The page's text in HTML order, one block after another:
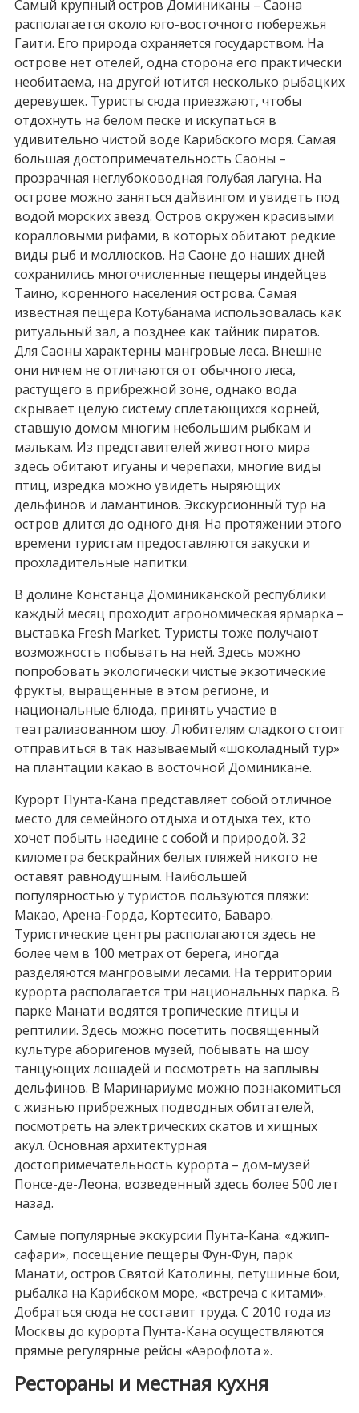
Самый крупный остров Доминиканы – Саона
располагается около юго-восточного побережья
Гаити. Его природа охраняется государством. На
острове нет отелей, одна сторона его практически
необитаема, на другой ютится несколько рыбацких
деревушек. Туристы сюда приезжают, чтобы
отдохнуть на белом песке и искупаться в
удивительно чистой воде Карибского моря. Самая
большая достопримечательность Саоны –
прозрачная неглубоководная голубая лагуна. На
острове можно заняться дайвингом и увидеть под
водой морских звезд. Остров окружен красивыми
коралловыми рифами, в которых обитают редкие
виды рыб и моллюсков. На Саоне до наших дней
сохранились многочисленные пещеры индейцев
Таино, коренного населения острова. Самая
известная пещера Котубанама использовалась как
ритуальный зал, а позднее как тайник пиратов.
Для Саоны характерны мангровые леса. Внешне
они ничем не отличаются от обычного леса,
растущего в прибрежной зоне, однако вода
скрывает целую систему сплетающихся корней,
ставшую домом многим небольшим рыбкам и
малькам. Из представителей животного мира
здесь обитают игуаны и черепахи, многие виды
птиц, изредка можно увидеть ныряющих
дельфинов и ламантинов. Экскурсионный тур на
остров длится до одного дня. На протяжении этого
времени туристам предоставляются закуски и
прохладительные напитки.
В долине Констанца Доминиканской республики
каждый месяц проходит агрономическая ярмарка –
выставка Fresh Market. Туристы тоже получают
возможность побывать на ней. Здесь можно
попробовать экологически чистые экзотические
фрукты, выращенные в этом регионе, и
национальные блюда, принять участие в
театрализованном шоу. Любителям сладкого стоит
отправиться в так называемый «шоколадный тур»
на плантации какао в восточной Доминикане.
Курорт Пунта-Кана представляет собой отличное
место для семейного отдыха и отдыха тех, кто
хочет побыть наедине с собой и природой. 32
километра бескрайних белых пляжей никого не
оставят равнодушным. Наибольшей
популярностью у туристов пользуются пляжи:
Макао, Арена-Горда, Кортесито, Баваро.
Туристические центры располагаются здесь не
более чем в 100 метрах от берега, иногда
разделяются мангровыми лесами. На территории
курорта располагается три национальных парка. В
парке Манати водятся тропические птицы и
рептилии. Здесь можно посетить посвященный
культуре аборигенов музей, побывать на шоу
танцующих лошадей и посмотреть на заплывы
дельфинов. В Маринариуме можно познакомиться
с жизнью прибрежных подводных обитателей,
посмотреть на электрических скатов и хищных
акул. Основная архитектурная
достопримечательность курорта – дом-музей
Понсе-де-Леона, возведенный здесь более 500 лет
назад.
Самые популярные экскурсии Пунта-Кана: «джип-
сафари», посещение пещеры Фун-Фун, парк
Манати, остров Святой Католины, петушиные бои,
рыбалка на Карибском море, «встреча с китами».
Добраться сюда не составит труда. С 2010 года из
Москвы до курорта Пунта-Кана осуществляются
прямые регулярные рейсы «Аэрофлота ».
Рестораны и местная кухня